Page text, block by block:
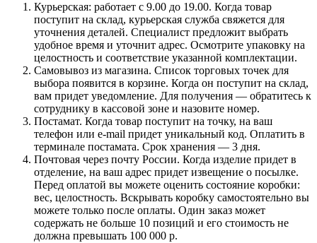
Курьерская: работает с 9.00 до 19.00. Когда товар
поступит на склад, курьерская служба свяжется для
уточнения деталей. Специалист предложит выбрать
удобное время и уточнит адрес. Осмотрите упаковку на
целостность и соответствие указанной комплектации.
Самовывоз из магазина. Список торговых точек для
выбора появится в корзине. Когда он поступит на склад,
вам придет уведомление. Для получения — обратитесь к
сотруднику в кассовой зоне и назовите номер.
Постамат. Когда товар поступит на точку, на ваш
телефон или e-mail придет уникальный код. Оплатить в
терминале постамата. Срок хранения — 3 дня.
Почтовая через почту России. Когда изделие придет в
отделение, на ваш адрес придет извещение о посылке.
Перед оплатой вы можете оценить состояние коробки:
вес, целостность. Вскрывать коробку самостоятельно вы
можете только после оплаты. Один заказ может
содержать не больше 10 позиций и его стоимость не
должна превышать 100 000 р.